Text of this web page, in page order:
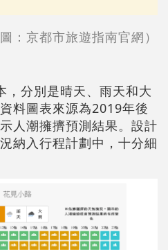
：京都市旅遊指南官網）
，分別是晴天、雨天和大
料圖表來源為2019年後
人潮擁擠預測結果。設計
納入行程計劃中，十分細